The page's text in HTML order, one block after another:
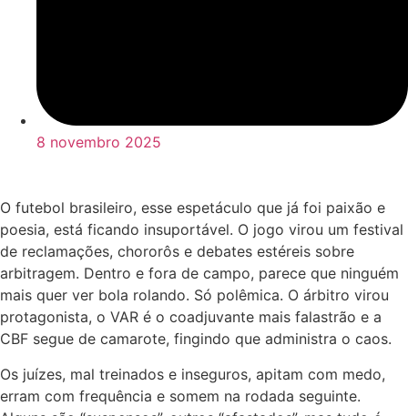
8 novembro 2025
O futebol brasileiro, esse espetáculo que já foi paixão e
poesia, está ficando insuportável. O jogo virou um festival
de reclamações, chororôs e debates estéreis sobre
arbitragem. Dentro e fora de campo, parece que ninguém
mais quer ver bola rolando. Só polêmica. O árbitro virou
protagonista, o VAR é o coadjuvante mais falastrão e a
CBF segue de camarote, fingindo que administra o caos.
Os juízes, mal treinados e inseguros, apitam com medo,
erram com frequência e somem na rodada seguinte.